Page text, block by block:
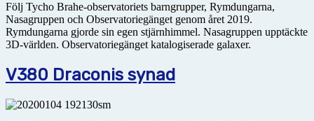
Följ Tycho Brahe-observatoriets barngrupper, Rymdungarna,
Nasagruppen och Observatoriegänget genom året 2019.
Rymdungarna gjorde sin egen stjärnhimmel. Nasagruppen upptäckte
3D-världen. Observatoriegänget katalogiserade galaxer.
V380 Draconis synad